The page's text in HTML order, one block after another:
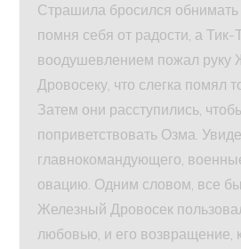
Страшила бросился обнимать
помня себя от радости, а Тик-
воодушевлением пожал руку
Дровосеку, что слегка помял
Затем они расступились,
поприветствовать Озма.
главнокомандующего,
овацию. Одним словом, все
Железный Дровосек
любовью, и его возвращение,